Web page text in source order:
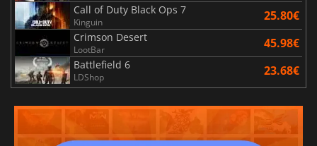
Call of Duty Black Ops 7
Kinguin 25.80€
Crimson Desert
LootBar 45.98€
Battlefield 6
LDShop 23.68€